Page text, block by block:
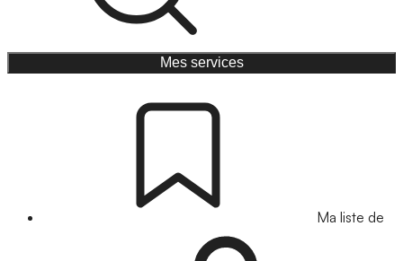
Mes services
Ma liste de